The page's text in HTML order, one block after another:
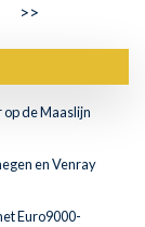
>>
de Maaslijn
en Venray
Euro9000-